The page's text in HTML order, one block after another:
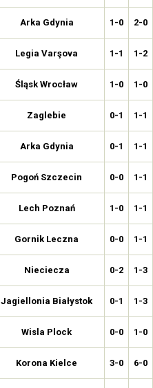
Arka Gdynia 1-0 2-0
Legia Varşova 1-1 1-2
Śląsk Wrocław 1-0 1-0
Zaglebie 0-1 1-1
Arka Gdynia 0-1 1-1
Pogoń Szczecin 0-0 1-1
Lech Poznań 1-0 1-1
Gornik Leczna 0-0 1-1
Nieciecza 0-2 1-3
Jagiellonia Białystok 0-1 1-3
Wisla Plock 0-0 1-0
Korona Kielce 3-0 6-0